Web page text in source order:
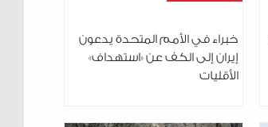
خبراء في الأمم المتحدة يدعون
إيران إلى الكف عن «استهداف»
الأقليات